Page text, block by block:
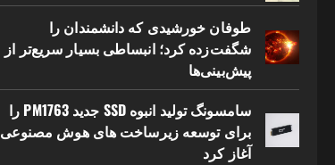
طوفان خورشیدی که دانشمندان را
شگفت‌زده کرد؛ انبساطی بسیار سریع‌تر از
پیش‌بینی‌ها
سامسونگ تولید انبوه SSD جدید PM1763 را
برای توسعه زیرساخت های هوش مصنوعی
آغاز کرد